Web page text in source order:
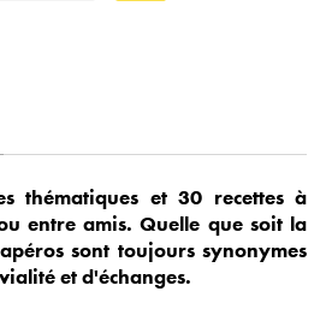
thématiques et 30 recettes à
entre amis. Quelle que soit la
sont toujours synonymes
et d'échanges.